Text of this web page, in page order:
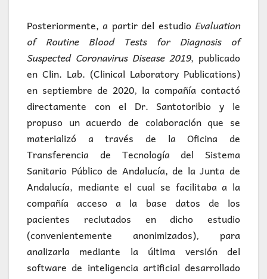
Posteriormente, a partir del estudio Evaluation
of Routine Blood Tests for Diagnosis of
Suspected Coronavirus Disease 2019, publicado
en Clin. Lab. (Clinical Laboratory Publications)
en septiembre de 2020, la compañía contactó
directamente con el Dr. Santotoribio y le
propuso un acuerdo de colaboración que se
materializó a través de la Oficina de
Transferencia de Tecnología del Sistema
Sanitario Público de Andalucía, de la Junta de
Andalucía, mediante el cual se facilitaba a la
compañía acceso a la base datos de los
pacientes reclutados en dicho estudio
(convenientemente anonimizados), para
analizarla mediante la última versión del
software de inteligencia artificial desarrollado